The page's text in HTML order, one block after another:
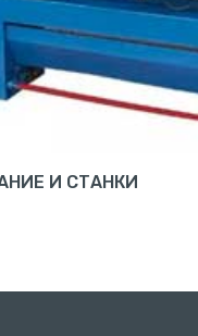
И СТАНКИ